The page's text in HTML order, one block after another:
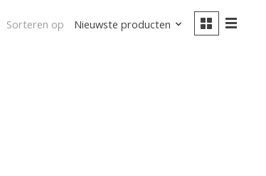
Sorteren op Nieuwste producten